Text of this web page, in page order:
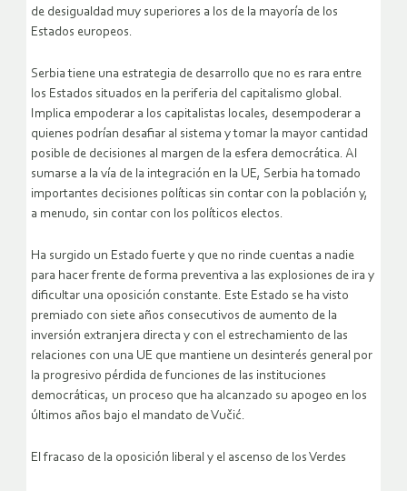
de desigualdad muy superiores a los de la mayoría de los
Estados europeos.
Serbia tiene una estrategia de desarrollo que no es rara entre
los Estados situados en la periferia del capitalismo global.
Implica empoderar a los capitalistas locales, desempoderar a
quienes podrían desafiar al sistema y tomar la mayor cantidad
posible de decisiones al margen de la esfera democrática. Al
sumarse a la vía de la integración en la UE, Serbia ha tomado
importantes decisiones políticas sin contar con la población y,
a menudo, sin contar con los políticos electos.
Ha surgido un Estado fuerte y que no rinde cuentas a nadie
para hacer frente de forma preventiva a las explosiones de ira y
dificultar una oposición constante. Este Estado se ha visto
premiado con siete años consecutivos de aumento de la
inversión extranjera directa y con el estrechamiento de las
relaciones con una UE que mantiene un desinterés general por
la progresivo pérdida de funciones de las instituciones
democráticas, un proceso que ha alcanzado su apogeo en los
últimos años bajo el mandato de Vučić.
El fracaso de la oposición liberal y el ascenso de los Verdes